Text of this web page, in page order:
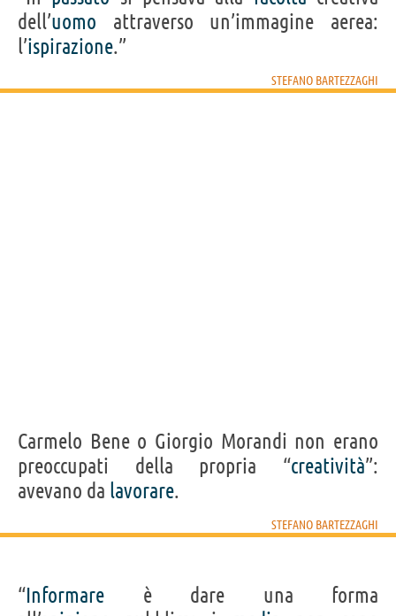
dell’uomo attraverso un’immagine aerea:
l’ispirazione.”
STEFANO BARTEZZAGHI
Carmelo Bene o Giorgio Morandi non erano
preoccupati della propria “creatività”:
avevano da lavorare.
STEFANO BARTEZZAGHI
“Informare è dare una forma